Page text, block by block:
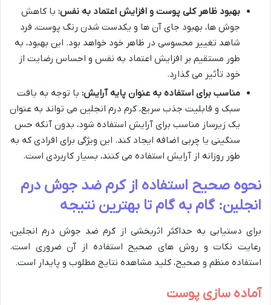
بهبود ظاهر کلی پوست و افزایش اعتماد به نفس: با کاهش
جوش ها، بهبود جای آن ها و یکدست شدن رنگ پوست، فرد
شاهد تغییر محسوسی در ظاهر خود خواهد بود. این بهبود، به
طور مستقیم بر افزایش اعتماد به نفس و احساس رضایت از
خود تأثیر می گذارد.
مناسب برای استفاده به عنوان پایه آرایش: با توجه به بافت
سبک و قابلیت جذب سریع، کرم درم انجلین می تواند به عنوان
یک زیرساز مناسب برای آرایش استفاده شود، بدون آنکه حس
سنگینی یا چربی اضافه ایجاد کند. این ویژگی برای افرادی که به
طور روزانه از آرایش استفاده می کنند، بسیار کاربردی است.
نحوه صحیح استفاده از کرم ضد جوش درم
انجلین: گام به گام تا بهترین نتیجه
برای دستیابی به حداکثر اثربخشی از کرم ضد جوش درم انجلین،
رعایت نکات و روش های صحیح استفاده از آن ضروری است.
استفاده منظم و صحیح، کلید مشاهده نتایج مطلوب و پایدار است.
آماده سازی پوست